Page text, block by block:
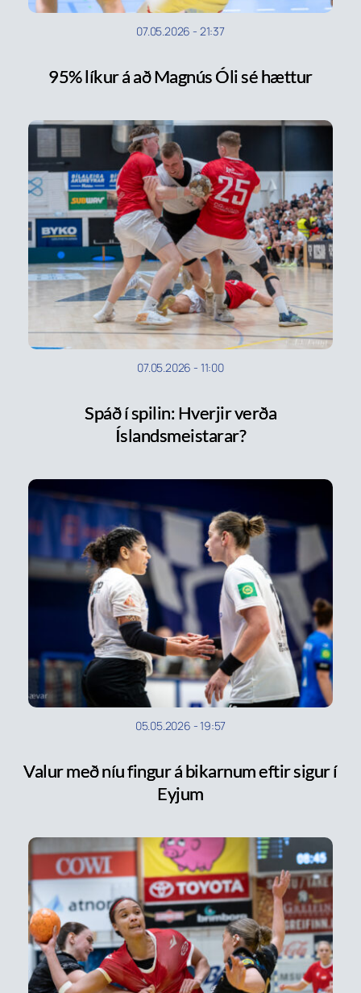
07.05.2026 - 21:37
95% líkur á að Magnús Óli sé hættur
07.05.2026 - 11:00
Spáð í spilin: Hverjir verða
Íslandsmeistarar?
05.05.2026 -19:57
Valur með níu fingur á bikarnum eftir sigur í
Eyjum